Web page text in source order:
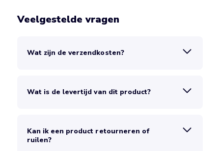
Veelgestelde vragen
Wat zijn de verzendkosten?
Wat is de levertijd van dit product?
Kan ik een product retourneren of
ruilen?